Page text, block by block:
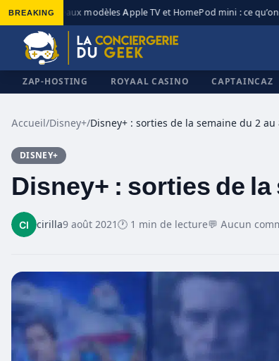
BREAKING
◆ Nouveaux modèles Apple TV et HomePod mini : ce qu’on
ZAP-HOSTING ROYAAL CASINO CAPTAINCAZ
Accueil/Disney+/Disney+ : sorties de la semaine du 2 au
DISNEY+
Disney+ : sorties de
cirilla9 août 2021🕐 1 min de lecture💬 Aucun